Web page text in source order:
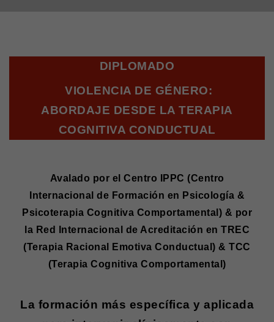
DIPLOMADO
VIOLENCIA DE GÉNERO:
ABORDAJE DESDE LA TERAPIA
COGNITIVA CONDUCTUAL
Avalado por el Centro IPPC (Centro
Internacional de Formación en Psicología &
Psicoterapia Cognitiva Comportamental) & por
la Red Internacional de Acreditación en TREC
(Terapia Racional Emotiva Conductual) & TCC
(Terapia Cognitiva Comportamental)
La formación más específica y aplicada